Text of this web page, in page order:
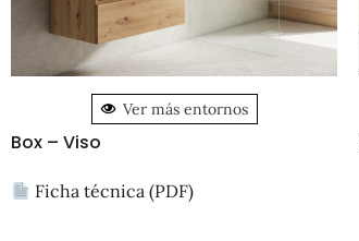
Ver más entornos
Box – Viso
Ficha técnica (PDF)